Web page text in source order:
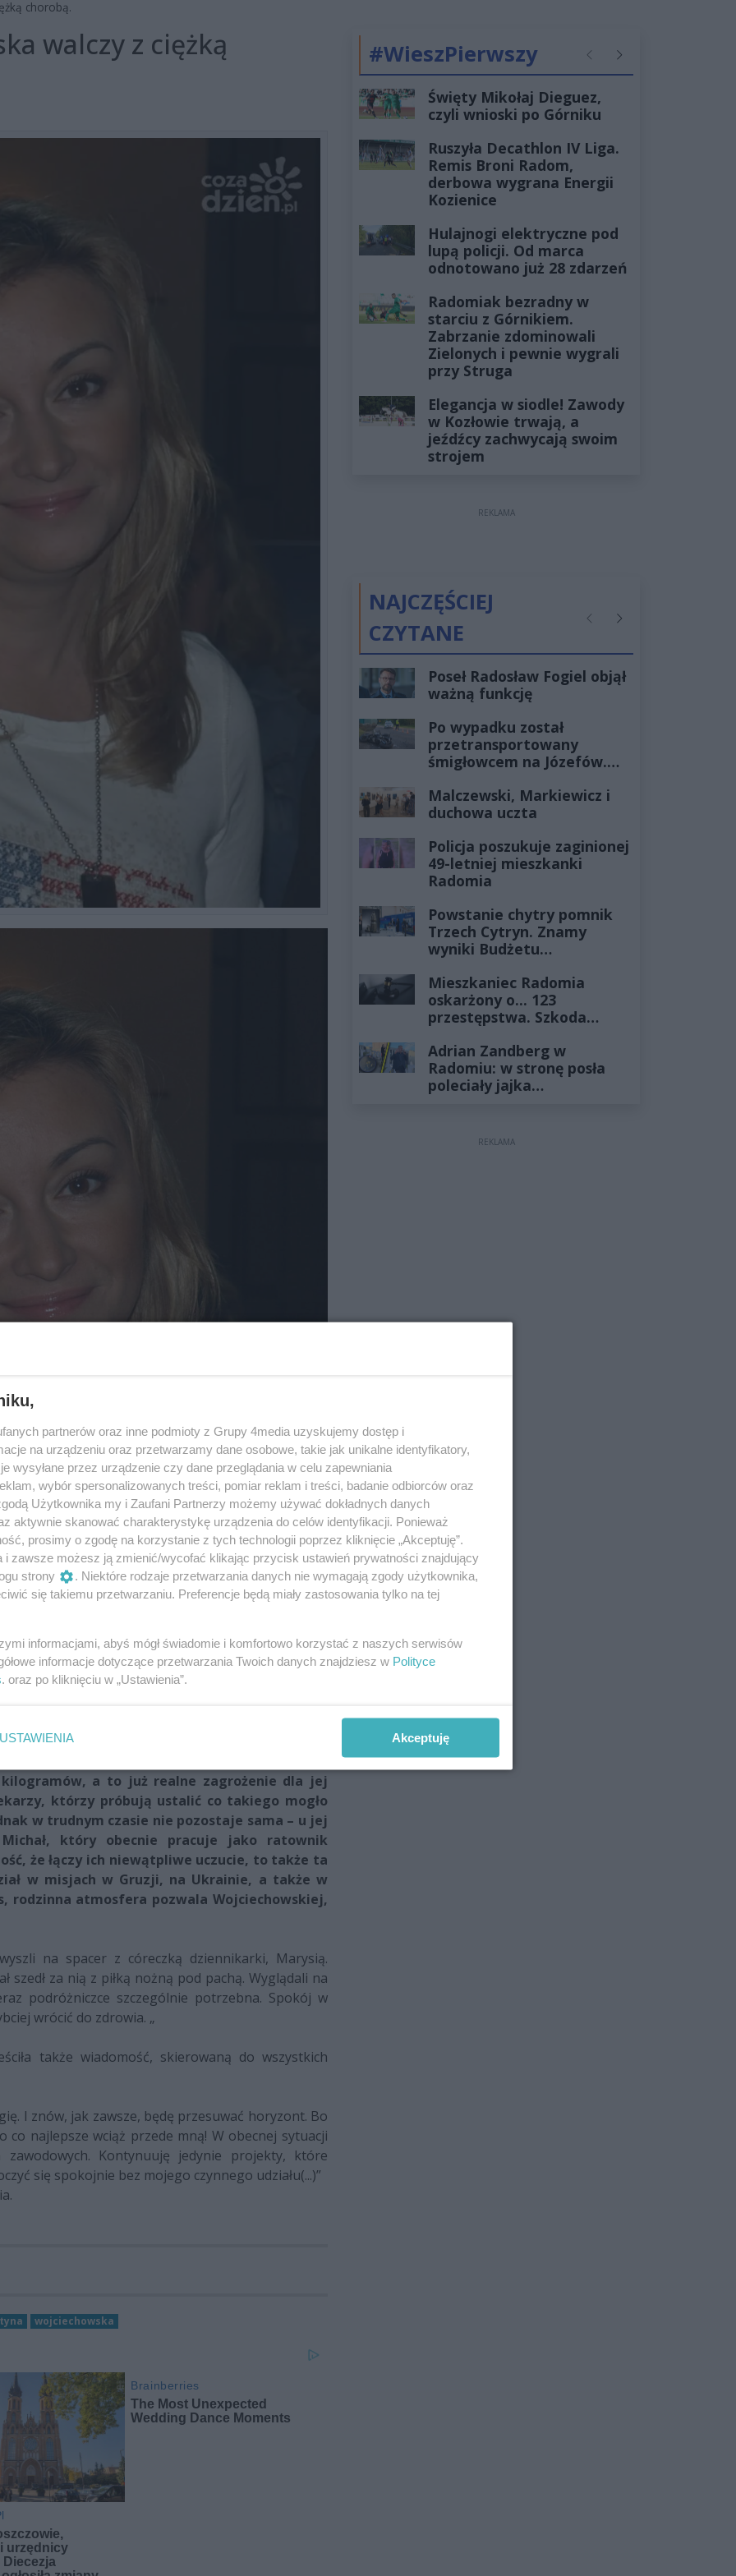
chorobą.
walczy z ciężką
dziennikarka, podróżniczka i pisarka
z nieznaną chorobą. W ciągu wspomnianego
kilogramów, a to już realne zagrożenie dla jej
którzy próbują ustalić co takiego mogło
w trudnym czasie nie pozostaje sama – u jej
który obecnie pracuje jako ratownik
że łączy ich niewątpliwe uczucie, to także ta
w misjach w Gruzji, na Ukrainie, a także w
rodzinna atmosfera pozwala Wojciechowskiej,
na spacer z córeczką dziennikarki, Marysią.
szedł za nią z piłką nożną pod pachą. Wyglądali na
podróżniczce szczególnie potrzebna. Spokój w
wrócić do zdrowia. „
także wiadomość, skierowaną do wszystkich
I znów, jak zawsze, będę przesuwać horyzont. Bo
najlepsze wciąż przede mną! W obecnej sytuacji
Kontynuuję jedynie projekty, które
się spokojnie bez mojego czynnego udziału(...)”
wojciechowska
#WieszPierwszy PoprzednieNastępne
Święty Mikołaj Dieguez,
czyli wnioski po Górniku
Ruszyła Decathlon IV Liga.
Remis Broni Radom,
derbowa wygrana Energii
Kozienice
Hulajnogi elektryczne pod
lupą policji. Od marca
odnotowano już 28 zdarzeń
Radomiak bezradny w
starciu z Górnikiem.
Zabrzanie zdominowali
Zielonych i pewnie wygrali
przy Struga
Elegancja w siodle! Zawody
w Kozłowie trwają, a
jeźdźcy zachwycają swoim
strojem
REKLAMA
NAJCZĘŚCIEJ
CZYTANE
PoprzednieNastępne
Poseł Radosław Fogiel objął
ważną funkcję
Po wypadku został
przetransportowany
śmigłowcem na Józefów.
żyłach
Malczewski, Markiewicz i
duchowa uczta
Policja poszukuje zaginionej
49-letniej mieszkanki
Radomia
Powstanie chytry pomnik
Trzech Cytryn. Znamy
wyniki Budżetu
Mieszkaniec Radomia
oskarżony o... 123
przestępstwa. Szkoda
złotych
Adrian Zandberg w
Radomiu: w stronę posła
poleciały jajka…
REKLAMA
partnerów oraz inne podmioty z Grupy 4media uzyskujemy dostęp i
na urządzeniu oraz przetwarzamy dane osobowe, takie jak unikalne identyfikatory,
wysyłane przez urządzenie czy dane przeglądania w celu zapewniania
wybór spersonalizowanych treści, pomiar reklam i treści, badanie odbiorców oraz
Użytkownika my i Zaufani Partnerzy możemy używać dokładnych danych
aktywnie skanować charakterystykę urządzenia do celów identyfikacji. Ponieważ
prosimy o zgodę na korzystanie z tych technologii poprzez kliknięcie „Akceptuję”.
i zawsze możesz ją zmienić/wycofać klikając przycisk ustawień prywatności znajdujący
strony
. Niektóre rodzaje przetwarzania danych nie wymagają zgody użytkownika,
się takiemu przetwarzaniu. Preferencje będą miały zastosowania tylko na tej
informacjami, abyś mógł świadomie i komfortowo korzystać z naszych serwisów
informacje dotyczące przetwarzania Twoich danych znajdziesz w Polityce
. oraz po kliknięciu w „Ustawienia”.
USTAWIENIA Akceptuję